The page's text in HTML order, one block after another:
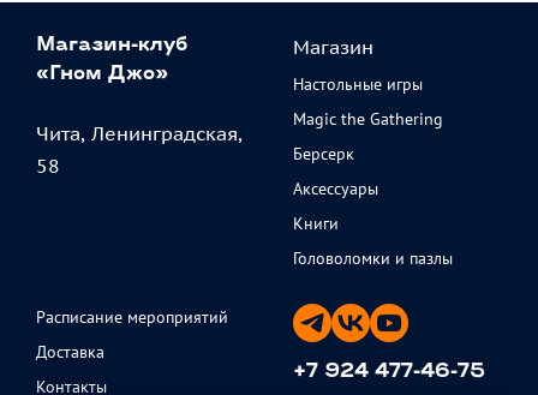
Магазин-клуб
«Гном Джо»
Чита, Ленинградская,
58
Магазин
Настольные игры
Magic the Gathering
Берсерк
Аксессуары
Книги
Головоломки и пазлы
Расписание мероприятий
Доставка
Контакты
+7 924 477-46-75